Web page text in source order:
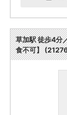
草加駅 徒歩4分
食不可】